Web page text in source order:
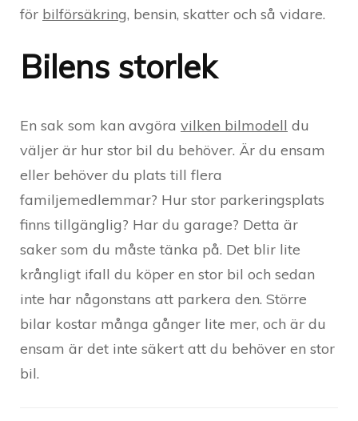
för bilförsäkring, bensin, skatter och så vidare.
Bilens storlek
En sak som kan avgöra vilken bilmodell du
väljer är hur stor bil du behöver. Är du ensam
eller behöver du plats till flera
familjemedlemmar? Hur stor parkeringsplats
finns tillgänglig? Har du garage? Detta är
saker som du måste tänka på. Det blir lite
krångligt ifall du köper en stor bil och sedan
inte har någonstans att parkera den. Större
bilar kostar många gånger lite mer, och är du
ensam är det inte säkert att du behöver en stor
bil.